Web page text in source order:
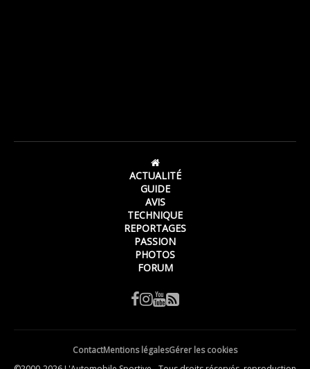
ACTUALITÉ
GUIDE
AVIS
TECHNIQUE
REPORTAGES
PASSION
PHOTOS
FORUM
ContactMentions légalesGérer les cookies